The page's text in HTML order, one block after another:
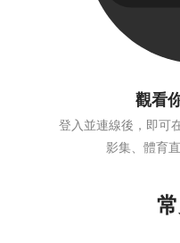
觀看
登入並連線後，即可
影集、體育